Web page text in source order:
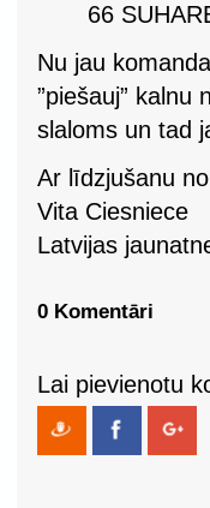
66
Nu jau
”piešauj”
slaloms un tad
Ar līdzjušanu
Vita Ciesniece
Latvijas
0 Komentāri
Lai pievienotu